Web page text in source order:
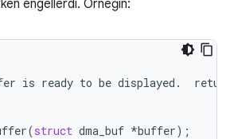
engellerdi. Örneğin:
is ready to be displayed .
(struct dma_buf *buffer);